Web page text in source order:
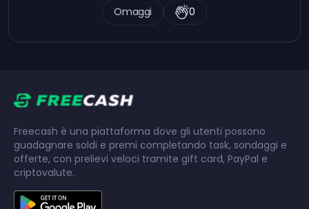
Omaggi 0
Freecash è una piattaforma dove gli utenti possono
guadagnare soldi e premi completando task, sondaggi e
offerte, con prelievi veloci tramite gift card, PayPal e
criptovalute.